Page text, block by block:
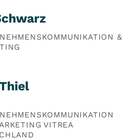
&
VITREA